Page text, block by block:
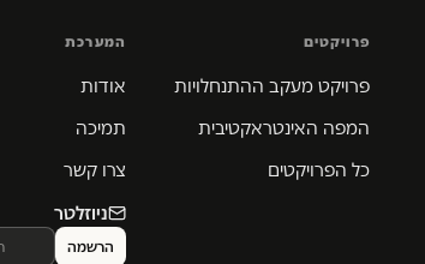
פרויקטים
פרויקט מעקב ההתנחלויות
המפה האינטראקטיבית
כל הפרויקטים
המערכת
אודות
תמיכה
צרו קשר
ניוזלטר